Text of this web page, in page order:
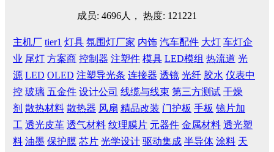
成员: 4696人， 热度: 121221
主机厂 tier1 灯具 氛围灯厂家 内饰 汽车配件 大灯 车灯企
业 尾灯 方案商 控制器 注塑件 模具 LED模组 热流道 光
源 LED OLED 注塑导光条 连接器 透镜 光纤 胶水 仪表中
控 玻璃 五金件 设计公司 线缆与线束 第三方测试 干燥
剂 散热材料 散热器 风扇 精品改装 门护板 手板 镜片加
工 透光皮革 透气材料 纹理膜片 元器件 金属材料 透光塑
料 油墨 保护膜 芯片 光学设计 驱动集成 半导体 涂料 天